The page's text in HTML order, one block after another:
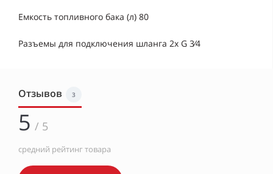
Емкость топливного бака (л) 80
Разъемы для подключения шланга 2х G 3⁄4
Отзывов 3
5 / 5
средний рейтинг товара